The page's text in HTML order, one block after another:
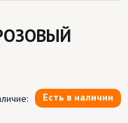
Есть в наличии